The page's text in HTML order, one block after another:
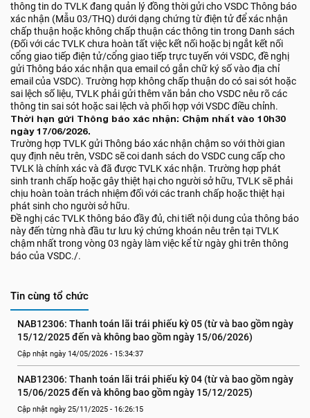
thông tin do TVLK đang quản lý đồng thời gửi cho VSDC Thông báo
xác nhận (Mẫu 03/THQ) dưới dạng chứng từ điện tử để xác nhận
chấp thuận hoặc không chấp thuận các thông tin trong Danh sách
(Đối với các TVLK chưa hoàn tất việc kết nối hoặc bị ngắt kết nối
cổng giao tiếp điện tử/cổng giao tiếp trực tuyến với VSDC, đề nghị
gửi Thông báo xác nhận qua email có gắn chữ ký số vào địa chỉ
email của VSDC). Trường hợp không chấp thuận do có sai sót hoặc
sai lệch số liệu, TVLK phải gửi thêm văn bản cho VSDC nêu rõ các
thông tin sai sót hoặc sai lệch và phối hợp với VSDC điều chỉnh.
Thời hạn gửi Thông báo xác nhận: Chậm nhất vào 10h30
ngày 17/06/2026.
Trường hợp TVLK gửi Thông báo xác nhận chậm so với thời gian
quy định nêu trên, VSDC sẽ coi danh sách do VSDC cung cấp cho
TVLK là chính xác và đã được TVLK xác nhận. Trường hợp phát
sinh tranh chấp hoặc gây thiệt hại cho người sở hữu, TVLK sẽ phải
chịu hoàn toàn trách nhiệm đối với các tranh chấp hoặc thiệt hại
phát sinh cho người sở hữu.
Đề nghị các TVLK thông báo đầy đủ, chi tiết nội dung của thông báo
này đến từng nhà đầu tư lưu ký chứng khoán nêu trên tại TVLK
chậm nhất trong vòng 03 ngày làm việc kể từ ngày ghi trên thông
báo của VSDC./.
Tin cùng tổ chức
NAB12306: Thanh toán lãi trái phiếu kỳ 05 (từ và bao gồm ngày
15/12/2025 đến và không bao gồm ngày 15/06/2026)
Cập nhật ngày 14/05/2026 - 15:34:37
NAB12306: Thanh toán lãi trái phiếu kỳ 04 (từ và bao gồm ngày
15/06/2025 đến và không bao gồm ngày 15/12/2025)
Cập nhật ngày 25/11/2025 - 16:26:15